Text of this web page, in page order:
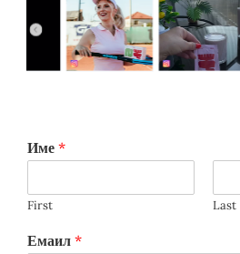
Име *
First Last
Емаил *